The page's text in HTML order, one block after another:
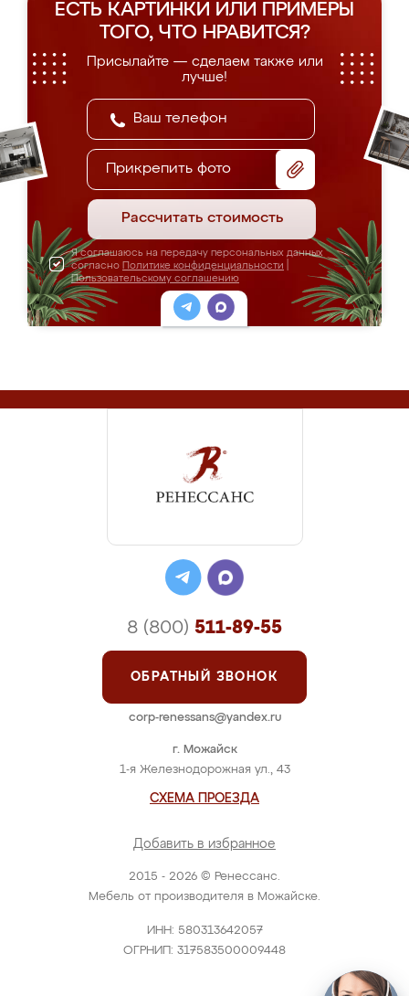
ЕСТЬ КАРТИНКИ ИЛИ ПРИМЕРЫ
ТОГО, ЧТО НРАВИТСЯ?
Присылайте — сделаем также или
лучше!
Прикрепить фото
Рассчитать стоимость
Я соглашаюсь на передачу персональных данных
согласно Политике конфиденциальности
Пользовательскому соглашению
2015 - 2026 © Ренессанс.
Мебель от производителя в Можайске.
ИНН: 580313642057
ОГРНИП: 317583500009448
г. Можайск
1-я Железнодорожная ул., 43
СХЕМА ПРОЕЗДА
Добавить в избранное
8 (800) 511-89-55
ОБРАТНЫЙ ЗВОНОК
corp-renessans@yandex.ru